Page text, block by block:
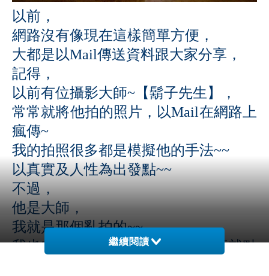
以前，
網路沒有像現在這樣簡單方便，
大都是以Mail傳送資料跟大家分享，
記得，
以前有位攝影大師~【鬍子先生】，
常常就將他拍的照片，以Mail在網路上
瘋傳~
我的拍照很多都是模擬他的手法~~
以真實及人性為出發點~~
不過，
他是大師，
我就是那個亂拍的~~
我也曾下載過他許多的照片，沒事就點
繼續閱讀